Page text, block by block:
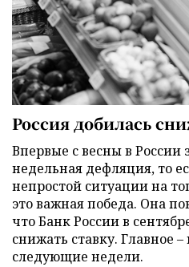
Россия добилась
Впервые с весны в России
недельная дефляция, то
непростой ситуации на
это важная победа. Она
что Банк России в
снижать ставку. Главное –
следующие недели.